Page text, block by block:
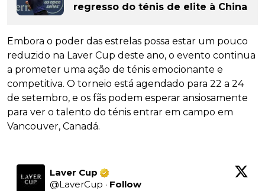
regresso do ténis de elite à China
Embora o poder das estrelas possa estar um pouco
reduzido na Laver Cup deste ano, o evento continua
a prometer uma ação de ténis emocionante e
competitiva. O torneio está agendado para 22 a 24
de setembro, e os fãs podem esperar ansiosamente
para ver o talento do ténis entrar em campo em
Vancouver, Canadá.
Laver Cup
@LaverCup · Follow